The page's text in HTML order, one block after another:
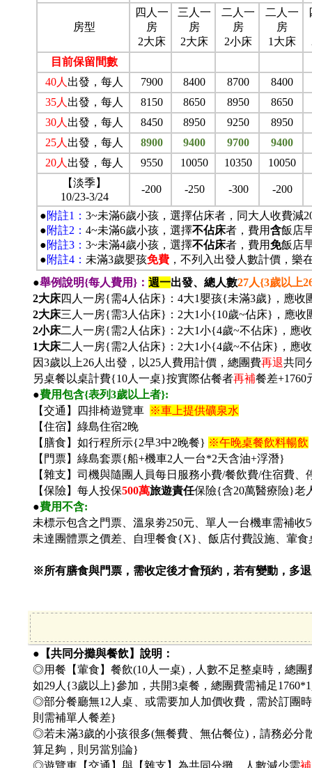
房型
四人一
房
2大床
三人一
房
2大床
二人一
房
2小床
二人一
房
1大床
目前保留間數
40人 出發，每人 7900 8400 8700
8400
35人 出發，每人 8150 8650 8950
8650
30人 出發，每人 8450 8950 9250
8950
25人 出發，每人 8900 9400 9700
9400
20人 出發，每人 9550 10050 10350
10050
【淡季】
10/23-3/24
-200 -250 -300 -200
●附註1： 3~未滿6歲小孩，選擇佔床者，同大人收費減
●附註2： 4~未滿6歲小孩，選擇不佔床者，費用含飯店
●附註3： 3~未滿4歲小孩，選擇不佔床者，費用免飯店
●附註4： 未滿3歲嬰孩免費 ，不列入出發人數計價，樂
●舉例說明{每人費用}： 週一出發、總人數27人{3歲以上
2大床四人一房{需4人佔床}：4大1嬰孩{未滿3歲}，應收
2大床三人一房{需3人佔床}：2大1小{10歲~佔床}，應收
2小床二人一房{需2人佔床}：2大1小{4歲~不佔床}，應
1大床二人一房{需2人佔床}：2大1小{4歲~不佔床}，應
因3歲以上26人出發，以25人費用計價，總團費再退共同
另桌餐以桌計費{10人一桌}按實際佔餐者再補餐差+1760
●費用包含{表列3歲以上者}:
【交通】四排椅遊覽車 ※車上提供礦泉水
【住宿】綠島住宿2晚
【膳食】如行程所示{2早3中2晚餐} ※午晚桌餐飲料暢飲
【門票】綠島套票{船+機車2人一台*2天含油+浮潛}
【雜支】司機與隨團人員每日服務小費/餐飲費/住宿費、
【保險】每人投保500萬旅遊責任保險{含20萬醫療險}老
●費用不含:
未標示包含之門票、溫泉劵250元、 單人一台機車需補收
未達團體票之價差、自理餐食{X}、飯店付費設施、葷
※所有膳食與門票，需收定後才會預約，若有變動，多
●【共同分攤與餐飲】說明：
◎用餐【葷食】餐飲(10人一桌)，人數不足整桌時，總團
如29人{3歲以上}參加，共開3桌餐，總團費需補足
◎部分餐廳無12人桌、或需要加人加價收費，需於訂團
則需補單人餐差}
◎若未滿3歲的小孩很多(無餐費、無佔餐位)，請務必分
算足夠，則另當別論}
◎遊覽車【交通】與【雜支】為共同分攤，人數減少需